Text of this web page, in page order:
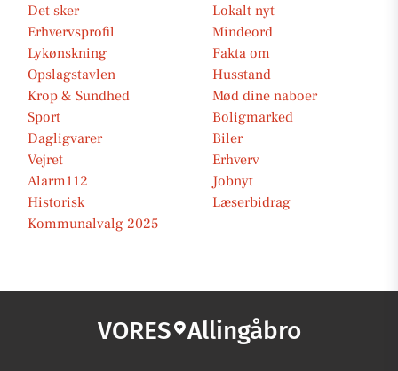
Det sker
Lokalt nyt
Erhvervsprofil
Mindeord
Lykønskning
Fakta om
Opslagstavlen
Husstand
Krop & Sundhed
Mød dine naboer
Sport
Boligmarked
Dagligvarer
Biler
Vejret
Erhverv
Alarm112
Jobnyt
Historisk
Læserbidrag
Kommunalvalg 2025
VORES Allingåbro